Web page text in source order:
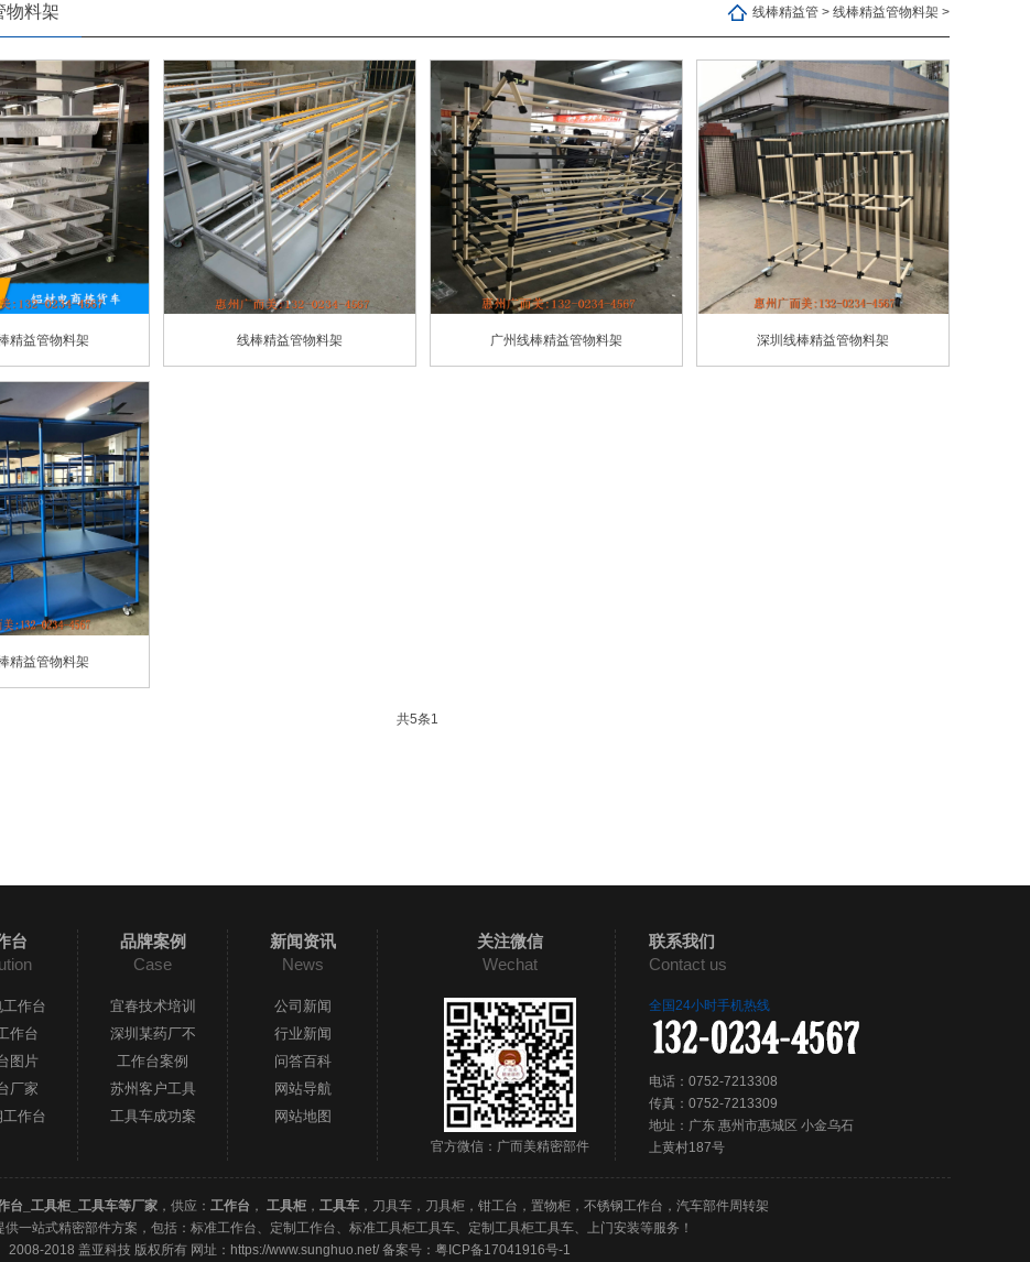
线棒精益管 > 线棒精益管物料架 >
物料架
精益管物料架 线棒精益管物料架 广州线棒精益管物料架 深圳线棒精益管物料架
精益管物料架
共5条1
台
工作台
作台
图片
厂家
作台
品牌案例
Case
宜春技术培训
深圳某药厂不
工作台案例
苏州客户工具
工具车成功案
新闻资讯
News
公司新闻
行业新闻
问答百科
网站导航
网站地图
关注微信
Wechat
官方微信：广而美精密部件
联系我们
Contact us
全国24小时手机热线
电话：0752-7213308
传真：0752-7213309
地址：广东 惠州市惠城区 小金乌石
上黄村187号
台_工具柜_工具车等厂家，供应： 工作台 ， 工具柜， 工具车，刀具车，刀具柜，钳工台，置物柜，不锈钢工作台，汽车部件周转架
一站式精密部件方案，包括：标准工作台、定制工作台、标准工具柜工具车、定制工具柜工具车、上门安装等服务！
2008-2018 盖亚科技 版权所有 网址：https://www.sunghuo.net/备案号：粤ICP备17041916号-1